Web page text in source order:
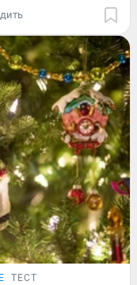
ТЕСТ